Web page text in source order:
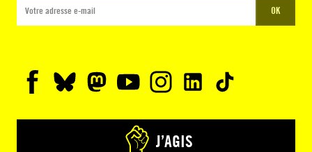
OK
J’AGIS